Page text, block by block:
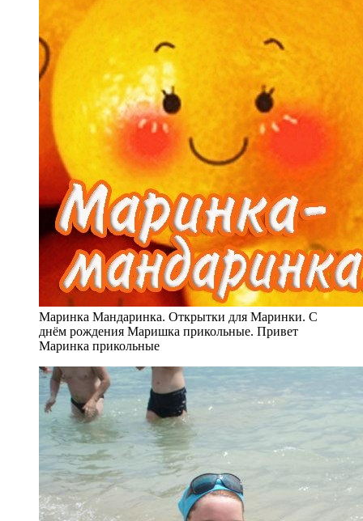
Маринка Мандаринка. Открытки для Маринки. С
днём рождения Маришка прикольные. Привет
Маринка прикольные